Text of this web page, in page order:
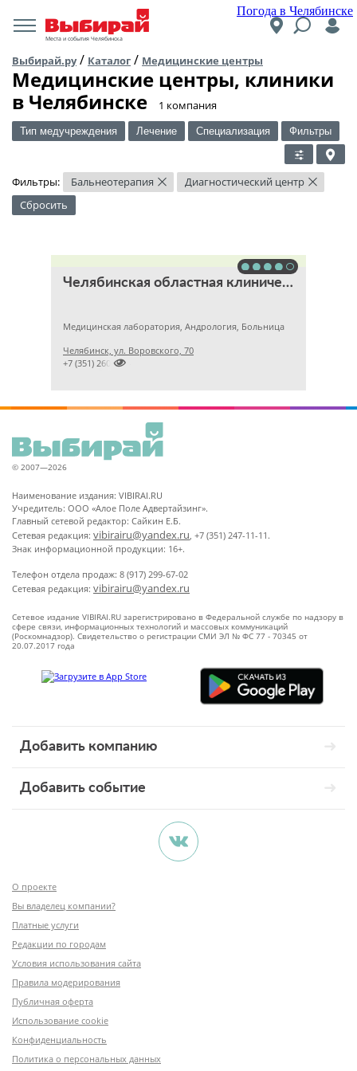
Погода в Челябинске
Места и события Челябинска
Выбирай.ру/ Каталог / Медицинские центры
Медицинские центры, клиники
в Челябинске
​1 компания
Тип медучреждения Лечение Специализация Фильтры
Фильтры: Бальнеотерапия × Диагностический центр ×
Сбросить
Челябинская областная клиническая больница
Медицинская лаборатория, Андрология, Больница
Челябинск, ул. Воровского, 70

+7 (351) 2609824
© 2007—2026
Наименование издания: VIBIRAI.RU
Учредитель: ООО «Алое Поле Адвертайзинг».
Главный сетевой редактор: Сайкин Е.Б.
Сетевая редакция: vibirairu@yandex.ru, +7 (351) 247-11-11.
Знак информационной продукции: 16+.
Телефон отдела продаж: 8 (917) 299-67-02
Сетевая редакция: vibirairu@yandex.ru
Сетевое издание VIBIRAI.RU зарегистрировано в Федеральной службе по надзору в
сфере связи, информационных технологий и массовых коммуникаций
(Роскомнадзор). Свидетельство о регистрации СМИ ЭЛ № ФС 77 - 70345 от
20.07.2017 года
Добавить компанию
Добавить событие
О проекте
Вы владелец компании?
Платные услуги
Редакции по городам
Условия использования сайта
Правила модерирования
Публичная оферта
Использование cookie
Конфиденциальность
Политика о персональных данных